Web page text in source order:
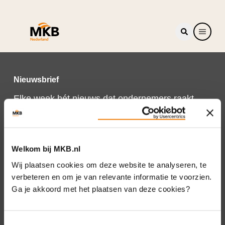
Welkom bij MKB.nl
Wij plaatsen cookies om deze website te analyseren, te
verbeteren en om je van relevante informatie te voorzien.
Ga je akkoord met het plaatsen van deze cookies?
Nieuwsbrief
Elke week hét nieuws dat ondernemers raakt.
Schrijf je nu in voor de MKB-Nederland
nieuwsbrief.
Schrijf je in
Direct naar
Over ons